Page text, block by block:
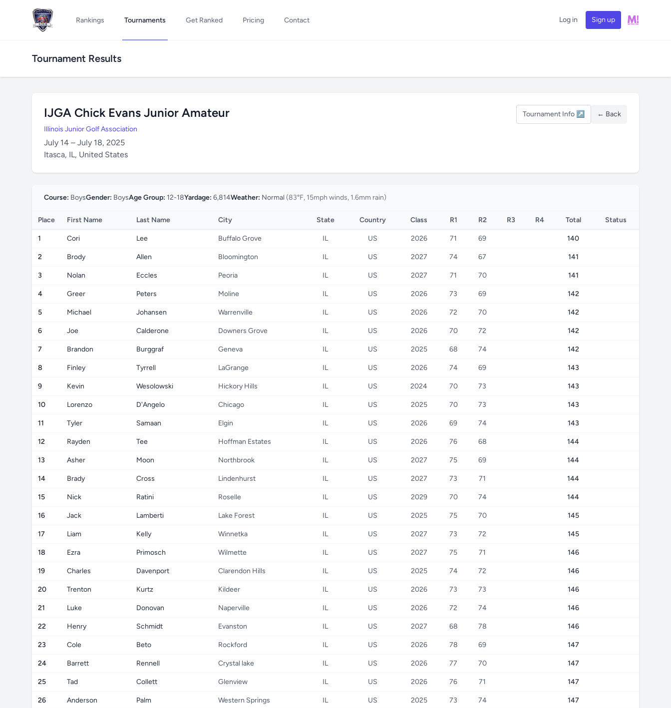
Rankings Tournaments Get Ranked Pricing Contact Log in Sign up
Tournament Results
IJGA Chick Evans Junior Amateur
Illinois Junior Golf Association
July 14 – July 18, 2025
Itasca, IL, United States
Tournament Info ↗ ← Back
Course: BoysGender: BoysAge Group: 12-18Yardage: 6,814Weather: Normal (83°F, 15mph winds, 1.6mm rain)
Place First Name Last Name City State Country Class R1 R2 R3 R4 Total Status
1 Cori Lee Buffalo Grove IL US 2026 71 69 140
2 Brody Allen Bloomington IL US 2027 74 67 141
3 Nolan Eccles Peoria IL US 2027 71 70 141
4 Greer Peters Moline IL US 2026 73 69 142
5 Michael Johansen Warrenville IL US 2026 72 70 142
6 Joe Calderone Downers Grove IL US 2026 70 72 142
7 Brandon Burggraf Geneva IL US 2025 68 74 142
8 Finley Tyrrell LaGrange IL US 2026 74 69 143
9 Kevin Wesolowski Hickory Hills IL US 2024 70 73 143
10 Lorenzo D'Angelo Chicago IL US 2025 70 73 143
11 Tyler Samaan Elgin IL US 2026 69 74 143
12 Rayden Tee Hoffman Estates IL US 2026 76 68 144
13 Asher Moon Northbrook IL US 2027 75 69 144
14 Brady Cross Lindenhurst IL US 2027 73 71 144
15 Nick Ratini Roselle IL US 2029 70 74 144
16 Jack Lamberti Lake Forest IL US 2025 75 70 145
17 Liam Kelly Winnetka IL US 2027 73 72 145
18 Ezra Primosch Wilmette IL US 2027 75 71 146
19 Charles Davenport Clarendon Hills IL US 2025 74 72 146
20 Trenton Kurtz Kildeer IL US 2026 73 73 146
21 Luke Donovan Naperville IL US 2026 72 74 146
22 Henry Schmidt Evanston IL US 2027 68 78 146
23 Cole Beto Rockford IL US 2026 78 69 147
24 Barrett Rennell Crystal lake IL US 2026 77 70 147
25 Tad Collett Glenview IL US 2026 76 71 147
26 Anderson Palm Western Springs IL US 2025 73 74 147